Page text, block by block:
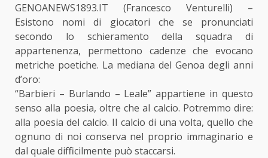
GENOANEWS1893.IT (Francesco Venturelli) –
Esistono nomi di giocatori che se pronunciati
secondo lo schieramento della squadra di
appartenenza, permettono cadenze che evocano
metriche poetiche. La mediana del Genoa degli anni
d’oro:
“Barbieri – Burlando – Leale” appartiene in questo
senso alla poesia, oltre che al calcio. Potremmo dire:
alla poesia del calcio. Il calcio di una volta, quello che
ognuno di noi conserva nel proprio immaginario e
dal quale difficilmente può staccarsi.